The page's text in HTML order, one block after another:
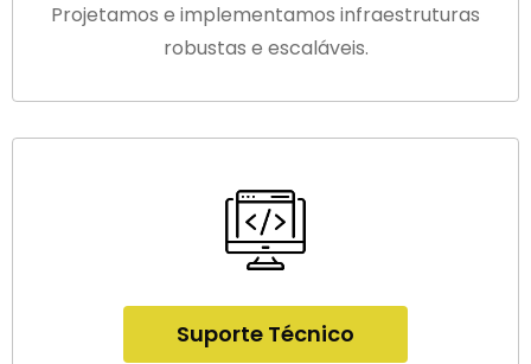
Projetamos e implementamos infraestruturas
robustas e escaláveis.
Suporte Técnico